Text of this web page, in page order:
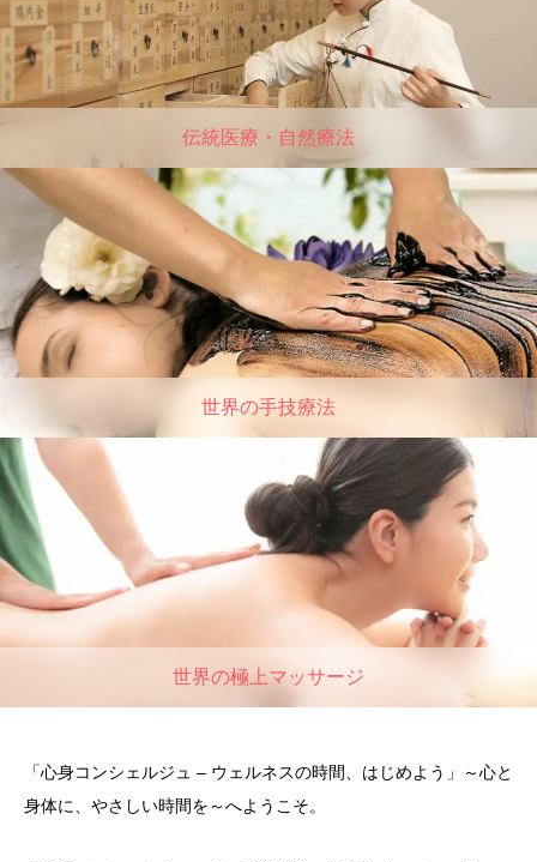
伝統医療・自然療法
世界の手技療法
世界の極上マッサージ
「心身コンシェルジュ – ウェルネスの時間、はじめよう」～心と
身体に、やさしい時間を～へようこそ。